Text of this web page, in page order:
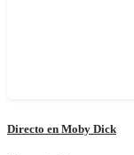
Directo en Moby Dick